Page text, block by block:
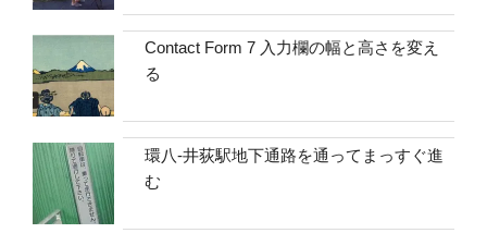
Contact Form 7 入力欄の幅と高さを変え
る
環八-井荻駅地下通路を通ってまっすぐ進
む